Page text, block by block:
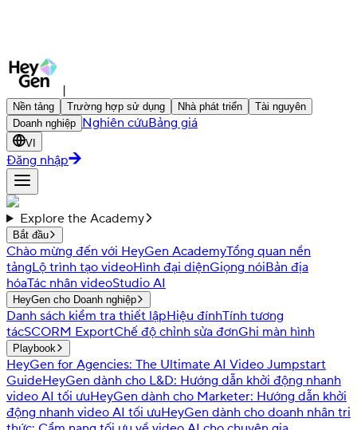
|
Nền tảng Trường hợp sử dụng Nhà phát triển
Tài nguyên
Doanh nghiệp Nghiên cứuBảng giá
VI
Đăng nhập
Explore the Academy
Bắt đầu
Chào mừng đến với HeyGen AcademyTổng quan nền
tảngLộ trình tạo videoHình đại diệnGiọng nóiBản địa
hóaTác nhân videoStudio AI
HeyGen cho Doanh nghiệp
Danh sách kiểm tra thiết lậpHiệu đínhTính tương
tácSCORM ExportChế độ chỉnh sửa đơnGhi màn hình
Playbook
HeyGen for Agencies: The Ultimate AI Video Jumpstart
GuideHeyGen dành cho L&D: Hướng dẫn khởi động nhanh
video AI tối ưuHeyGen dành cho Marketer: Hướng dẫn khởi
động nhanh video AI tối ưuHeyGen dành cho doanh nhân tri